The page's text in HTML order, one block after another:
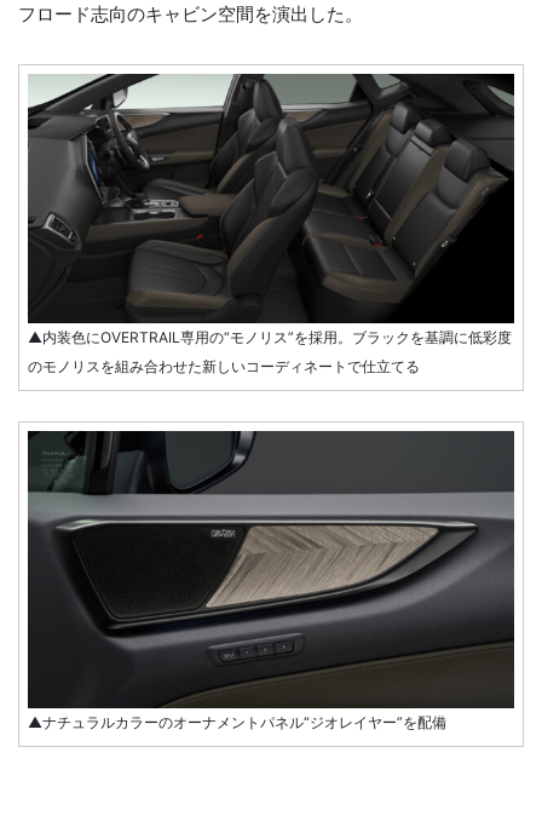
フロード志向のキャビン空間を演出した。
▲内装色にOVERTRAIL専用の“モノリス”を採用。ブラックを基調に低彩度
のモノリスを組み合わせた新しいコーディネートで仕立てる
▲ナチュラルカラーのオーナメントパネル“ジオレイヤー”を配備